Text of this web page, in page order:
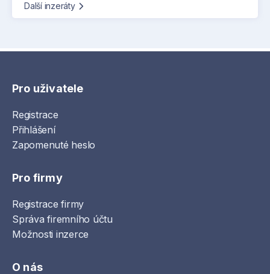
Další inzeráty
Pro uživatele
Registrace
Přihlášení
Zapomenuté heslo
Pro firmy
Registrace firmy
Správa firemního účtu
Možnosti inzerce
O nás